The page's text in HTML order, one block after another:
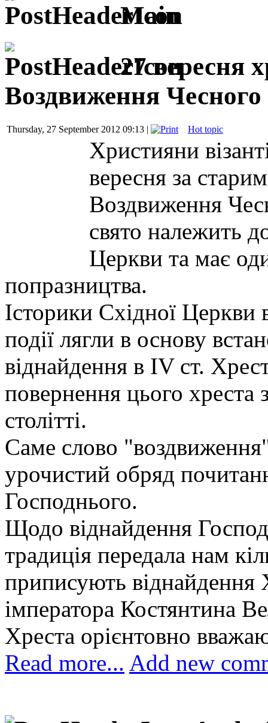
Main
27 вересня
Воздвиження
Thursday, 27 September 2012 09:13 | Hot topic
Християни
вересня за
Воздвиження
свято належить
Церкви та має
попразництва.
Історики Східної
події лягли в основу
віднайдення в IV ст.
повернення цього
столітті.
Саме слово
урочистий обряд
Господнього.
Щодо віднайдення
традиція передала нам
приписують віднайдення
імператора Костянтина
Хреста орієнтовно
Read more... Add new